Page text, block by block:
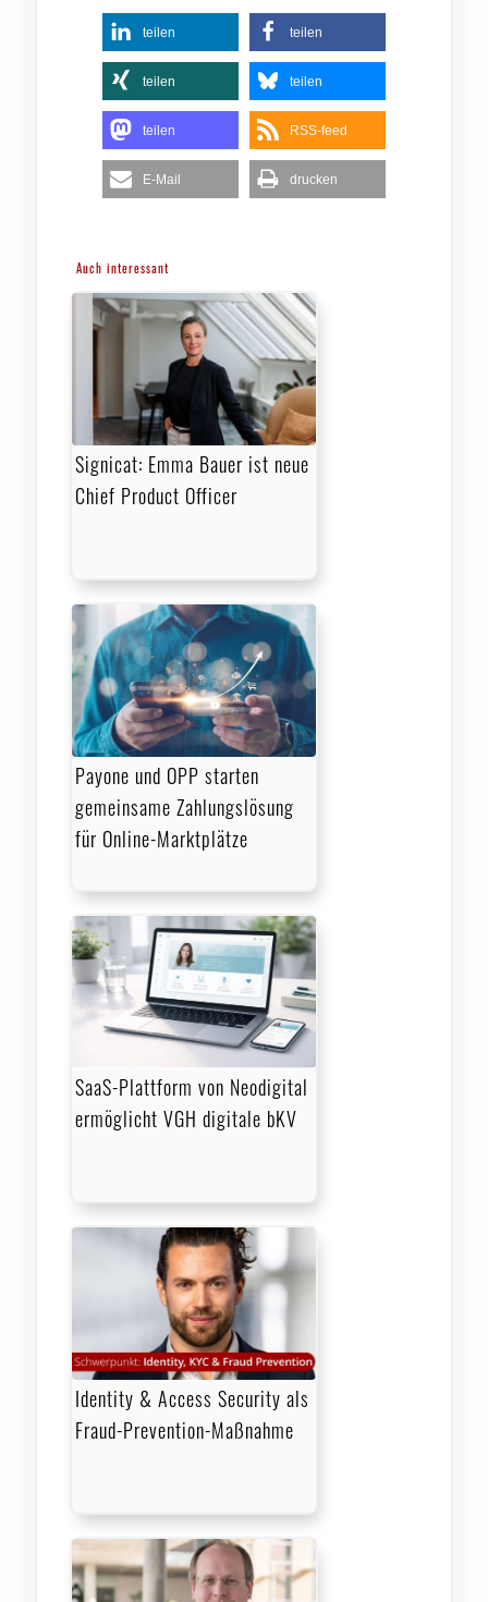
teilen teilen
teilen teilen
teilen RSS-feed
E-Mail drucken
Auch interessant
Signicat: Emma Bauer ist neue
Chief Product Officer
Payone und OPP starten
gemeinsame Zahlungslösung
für Online-Marktplätze
SaaS-Plattform von Neodigital
ermöglicht VGH digitale bKV
Identity & Access Security als
Fraud-Prevention-Maßnahme